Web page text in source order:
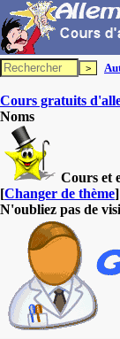
Cours gratuits
Noms
Cours et
[Changer de thème]
N'oubliez pas de